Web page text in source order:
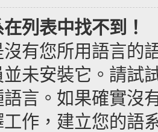
列表中找不到！
有您所用語言的
並未安裝它。請試
語言。如果確實沒
作，建立您的語